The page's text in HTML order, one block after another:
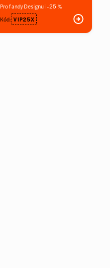
Pro fandy Designui -25 %
Kód: VIP25X